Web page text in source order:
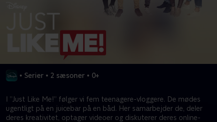
• Serier • 2 sæsoner • 0+
I ”Just Like Me!” følger vi fem teenagere-vloggere. De mødes
ugentligt på en juicebar på en båd. Her samarbejder de, deler
deres kreativitet, optager videoer og diskuterer deres online-